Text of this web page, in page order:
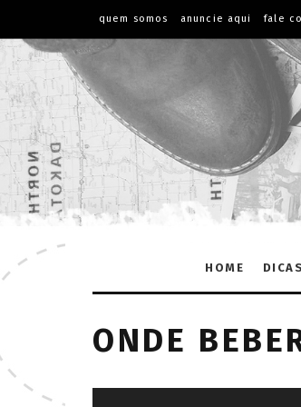
quem somos anuncie aqui fale
HOME DICAS
ONDE